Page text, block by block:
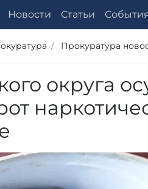
Новости Статьи События
Прокуратура
округа